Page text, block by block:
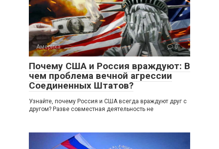
Америка 0
Почему США и Россия враждуют: В
чем проблема вечной агрессии
Соединенных Штатов?
Узнайте, почему Россия и США всегда враждуют друг с
другом? Разве совместная деятельность не